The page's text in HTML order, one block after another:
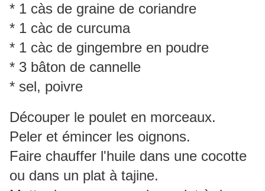
* 1 càs de graine de coriandre
* 1 càc de curcuma
* 1 càc de gingembre en poudre
* 3 bâton de cannelle
* sel, poivre
Découper le poulet en morceaux.
Peler et émincer les oignons.
Faire chauffer l'huile dans une cocotte
ou dans un plat à tajine.